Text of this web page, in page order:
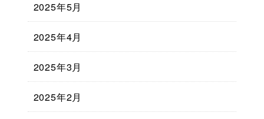
2025年5月
2025年4月
2025年3月
2025年2月